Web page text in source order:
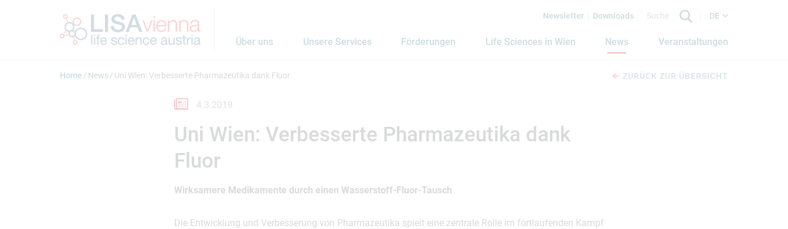
Newsletter Downloads DE
Über uns Unsere Services Förderungen Life Sciences in Wien News Veranstaltungen
Home News Uni Wien: Verbesserte Pharmazeutika dank Fluor ZURÜCK ZUR ÜBERSICHT
4.3.2019
Uni Wien: Verbesserte Pharmazeutika dank
Fluor
Wirksamere Medikamente durch einen Wasserstoff-Fluor-Tausch
Die Entwicklung und Verbesserung von Pharmazeutika spielt eine zentrale Rolle im fortlaufenden Kampf